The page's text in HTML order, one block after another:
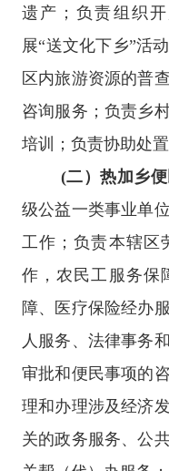
遗产；负责组织
展“送文化下乡”活
区内旅游资源的普
咨询服务；负责乡
培训；负责协助处
(二）热加乡
级公益一类事业单
工作；负责本辖区
作，农民工服务保
障、医疗保险经办
人服务、法律事务
审批和便民事项的
理和办理涉及经济
关的政务服务、公